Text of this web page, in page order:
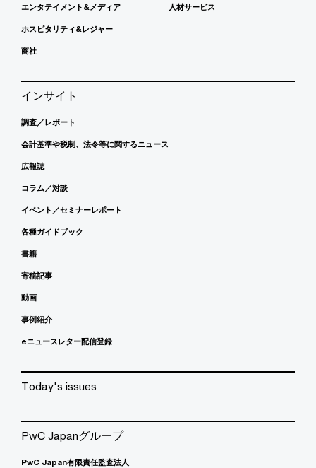
エンタテイメント&メディア
ホスピタリティ&レジャー
商社
人材サービス
インサイト
調査／レポート
会計基準や税制、法令等に関するニュース
広報誌
コラム／対談
イベント／セミナーレポート
各種ガイドブック
書籍
寄稿記事
動画
事例紹介
eニュースレター配信登録
Today's issues
PwC Japanグループ
PwC Japan有限責任監査法人